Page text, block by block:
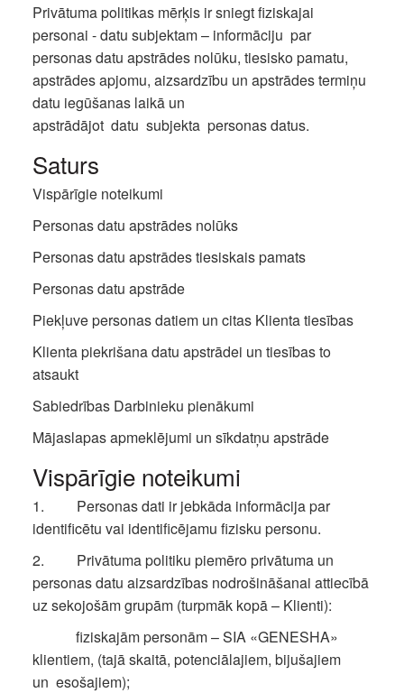
Privātuma politikas mērķis ir sniegt fiziskajai
personai - datu subjektam – informāciju par
personas datu apstrādes nolūku, tiesisko pamatu,
apstrādes apjomu, aizsardzību un apstrādes termiņu
datu iegūšanas laikā un
apstrādājot datu subjekta personas datus.
Saturs
Vispārīgie noteikumi
Personas datu apstrādes nolūks
Personas datu apstrādes tiesiskais pamats
Personas datu apstrāde
Piekļuve personas datiem un citas Klienta tiesības
Klienta piekrišana datu apstrādei un tiesības to
atsaukt
Sabiedrības Darbinieku pienākumi
Mājaslapas apmeklējumi un sīkdatņu apstrāde
Vispārīgie noteikumi
1. Personas dati ir jebkāda informācija par
identificētu vai identificējamu fizisku personu.
2. Privātuma politiku piemēro privātuma un
personas datu aizsardzības nodrošināšanai attiecībā
uz sekojošām grupām (turpmāk kopā – Klienti):
fiziskajām personām – SIA «GENESHA»
klientiem, (tajā skaitā, potenciālajiem, bijušajiem
un esošajiem);